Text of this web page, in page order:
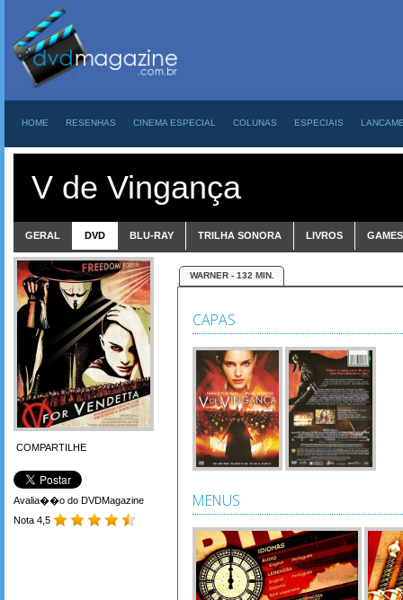
HOME RESENHAS CINEMA ESPECIAL COLUNAS ESPECIAIS
V de Vingança
GERAL DVD BLU-RAY TRILHA SONORA LIVROS GAMES
COMPARTILHE
Avalia��o do DVDMagazine
Nota 4,5
WARNER - 132 MIN.
CAPAS
MENUS